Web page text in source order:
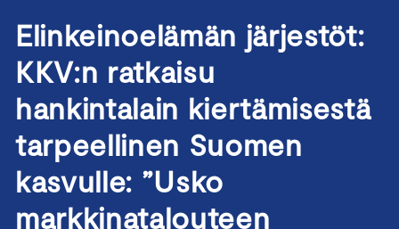
Elinkeinoelämän järjestöt:
KKV:n ratkaisu
hankintalain kiertämisestä
tarpeellinen Suomen
kasvulle: ”Usko
markkinata­louteen